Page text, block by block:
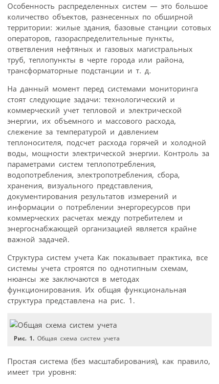
Особенность распределенных систем — это большое
количество объектов, разнесенных по обширной
территории: жилые здания, базовые станции сотовых
операторов, газораспределительные пункты,
ответвления нефтяных и газовых магистральных
труб, теплопункты в черте города или района,
трансформаторные подстанции и т. д.
На данный момент перед системами мониторинга
стоят следующие задачи: технологический и
коммерческий учет тепловой и электрической
энергии, их объемного и массового расхода,
слежение за температурой и давлением
теплоносителя, подсчет расхода горячей и холодной
воды, мощности электрической энергии. Контроль за
параметрами систем теплопотребления,
водопотребления, электропотребления, сбора,
хранения, визуального представления,
документирования результатов измерений и
информации о потреблении энергоресурсов при
коммерческих расчетах между потребителем и
энергоснабжающей организацией является крайне
важной задачей.
Структура систем учета Как показывает практика, все
системы учета строятся по однотипным схемам,
нюансы же заключаются в методах
функционирования. Их общая функциональная
структура представлена на рис. 1.
Рис. 1. Общая схема систем учета
Простая система (без масштабирования), как правило,
имеет три уровня: